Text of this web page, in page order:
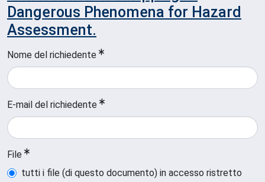
Dangerous Phenomena for Hazard
Assessment.
Nome del richiedente
E-mail del richiedente
File
tutti i file (di questo documento) in accesso ristretto